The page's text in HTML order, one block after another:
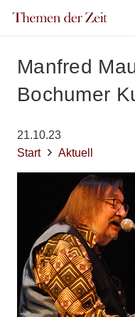
Manfred
Bochumer
21.10.23
Start
Aktuell